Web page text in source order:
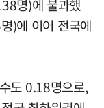
명)에 불과했
)에 이어 전국에
도 0.18명으로,